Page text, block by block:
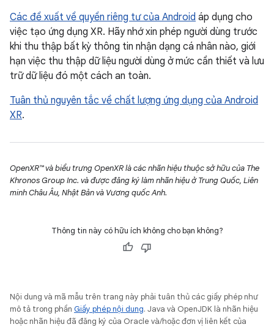
Các đề xuất về quyền riêng tư của Android áp dụng cho
việc tạo ứng dụng XR. Hãy nhớ xin phép người dùng trước
khi thu thập bất kỳ thông tin nhận dạng cá nhân nào, giới
hạn việc thu thập dữ liệu người dùng ở mức cần thiết và lưu
trữ dữ liệu đó một cách an toàn.
Tuân thủ nguyên tắc về chất lượng ứng dụng của Android
XR.
OpenXR™ và biểu trưng OpenXR là các nhãn hiệu thuộc sở hữu của The
Khronos Group Inc. và được đăng ký làm nhãn hiệu ở Trung Quốc, Liên
minh Châu Âu, Nhật Bản và Vương quốc Anh.
Thông tin này có hữu ích không cho bạn không?
Nội dung và mã mẫu trên trang này phải tuân thủ các giấy phép như
mô tả trong phần Giấy phép nội dung. Java và OpenJDK là nhãn hiệu
hoặc nhãn hiệu đã đăng ký của Oracle và/hoặc đơn vị liên kết của